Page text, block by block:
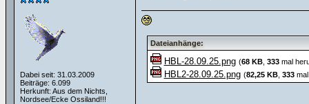
Dabei seit: 31.03.2009
Beiträge: 6.099
Herkunft: Aus dem Nichts,
Nordsee/Ecke Ossiland!!!
Dateianhänge:
HBL-28.09.25.png (68 KB, 333mal
HBL2-28.09.25.png (82,25 KB, 333mal